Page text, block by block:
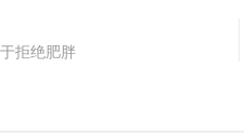
拒绝肥胖